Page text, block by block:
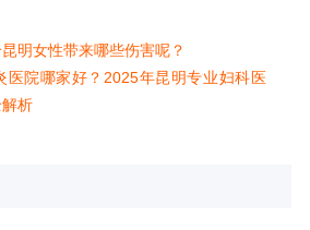
明女性带来哪些伤害呢？
医院哪家好？2025年昆明专业妇科医
析